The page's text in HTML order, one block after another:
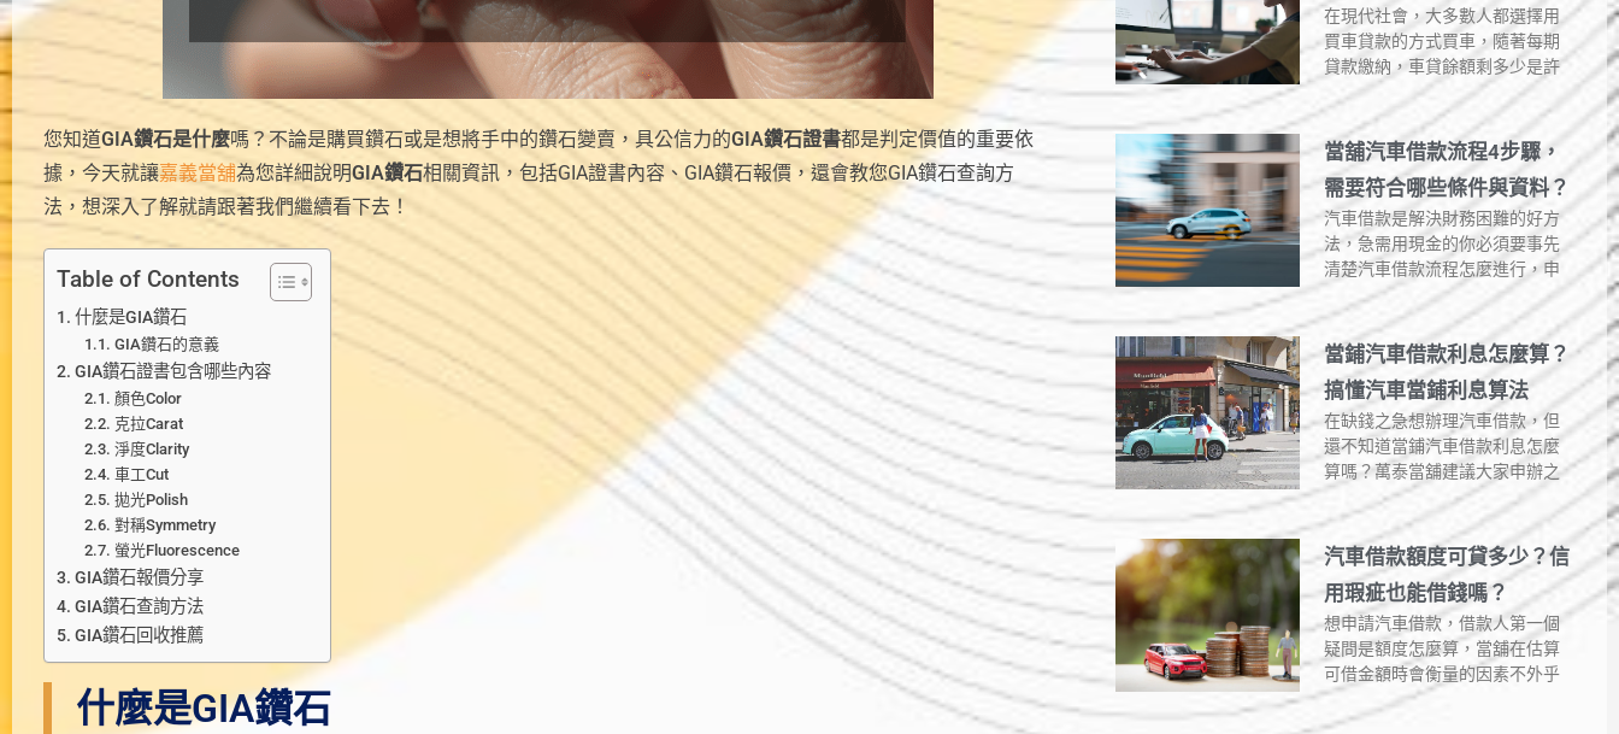
您知道GIA鑽石是什麼嗎？不論是購買鑽石或是想將手中的鑽石變賣，具公信力的GIA鑽石證書都是判定價值的重要依
據，今天就讓嘉義當舖為您詳細說明GIA鑽石相關資訊，包括GIA證書內容、GIA鑽石報價，還會教您GIA鑽石查詢方
法，想深入了解就請跟著我們繼續看下去！
Table of Contents
什麼是GIA鑽石
GIA鑽石的意義
GIA鑽石證書包含哪些內容
顏色Color
克拉Carat
淨度Clarity
車工Cut
拋光Polish
對稱Symmetry
螢光Fluorescence
GIA鑽石報價分享
GIA鑽石查詢方法
GIA鑽石回收推薦
什麼是GIA鑽石
在現代社會，大多數人都選擇用
買車貸款的方式買車，隨著每期
貸款繳納，車貸餘額剩多少是許
當舖汽車借款流程4步驟，
需要符合哪些條件與資料？
汽車借款是解決財務困難的好方
法，急需用現金的你必須要事先
清楚汽車借款流程怎麼進行，申
當鋪汽車借款利息怎麼算？
搞懂汽車當鋪利息算法
在缺錢之急想辦理汽車借款，但
還不知道當鋪汽車借款利息怎麼
算嗎？萬泰當舖建議大家申辦之
汽車借款額度可貸多少？信
用瑕疵也能借錢嗎？
想申請汽車借款，借款人第一個
疑問是額度怎麼算，當舖在估算
可借金額時會衡量的因素不外乎